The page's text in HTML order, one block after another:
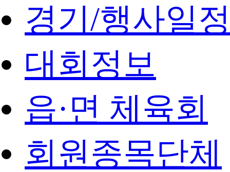
경기/행사일
대회정보
읍·면 체육회
회원종목단체